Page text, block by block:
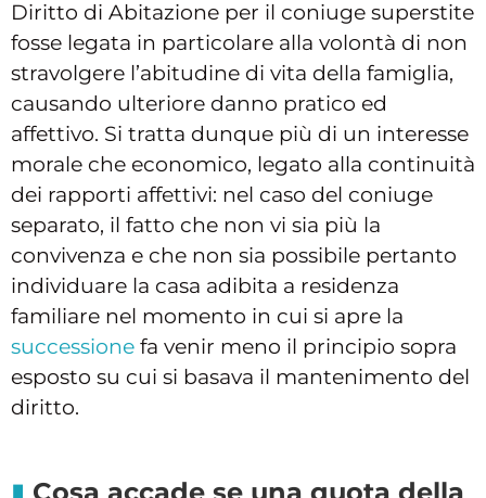
Diritto di Abitazione per il coniuge superstite
fosse legata in particolare alla volontà di non
stravolgere l’abitudine di vita della famiglia,
causando ulteriore danno pratico ed
affettivo. Si tratta dunque più di un interesse
morale che economico, legato alla continuità
dei rapporti affettivi: nel caso del coniuge
separato, il fatto che non vi sia più la
convivenza e che non sia possibile pertanto
individuare la casa adibita a residenza
familiare nel momento in cui si apre la
successione fa venir meno il principio sopra
esposto su cui si basava il mantenimento del
diritto.